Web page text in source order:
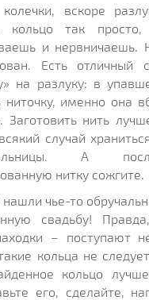
вскоре
кольцо так просто,
и нервничаешь.
Есть отличный
на разлуку: в
ниточку, именно она
Заготовить нить
случай
А
нитку сожгите.
чье-то
свадьбу!
– поступают
кольца не
кольцо
его, сделайте,